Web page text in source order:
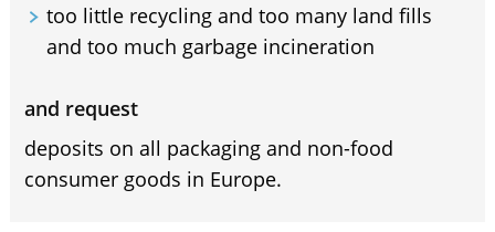
too little recycling and too many land fills
and too much garbage incineration
and request
deposits on all packaging and non-food
consumer goods in Europe.